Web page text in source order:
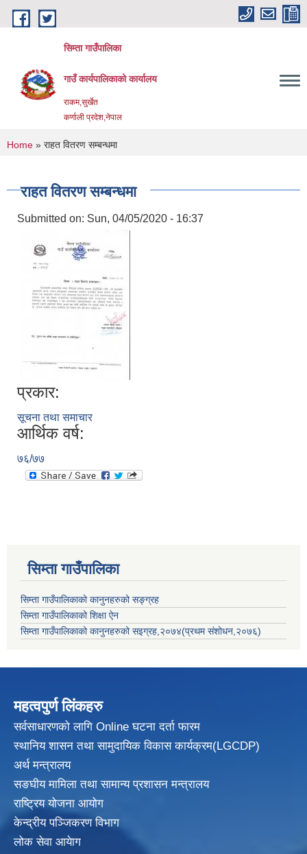
Skip to main content
सिम्ता गाउँपालिका
गाउँ कार्यपालिकाको कार्यालय
राकम,सुर्खेत
कर्णाली प्रदेश,नेपाल
You are here
Home » राहत वितरण सम्बन्धमा
राहत वितरण सम्बन्धमा
Submitted on: Sun, 04/05/2020 - 16:37
प्रकार:
सूचना तथा समाचार
आर्थिक वर्ष:
७६/७७
सिम्ता गाउँपालिका
सिम्ता गाउँपालिकाको कानुनहरुको सङ्ग्रह
सिम्ता गाउँपालिकाको शिक्षा ऐन
सिम्ता गाउँपालिकाको कानुनहरुको सइग्रह,२०७४(प्रथम संशोधन,२०७६)
महत्वपुर्ण लिंकहरु
सर्वसाधारणको लागि Online घटना दर्ता फारम
स्थानिय शासन तथा सामुदायिक विकासकार्यक्रम(LGCDP)
अर्थ मन्त्रालय
सङघीय मामिला तथा सामान्य प्रशासन मन्त्रालय
राष्ट्रिय योजना आयोग
केन्द्रीय पञ्जिकरण विभाग
लोक सेवा आयेाग